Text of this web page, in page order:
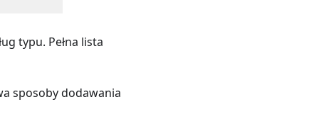
typu. Pełna lista
sposoby dodawania